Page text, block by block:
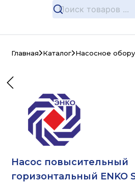
Главная Каталог Насосное
Насос повысительный
горизонтальный ENKO